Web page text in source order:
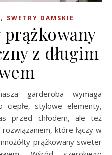
, SWETRY DAMSKIE
prążkowany
z długim
ciepłe, stylowe elementy,
przed chłodem, ale też
które łączy w
prążkowany sweter